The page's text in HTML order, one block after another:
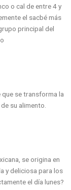
o cal de entre 4 y
el sacbé más
principal del
se transforma la
su alimento.
se origina en
y deliciosa para los
el día lunes?